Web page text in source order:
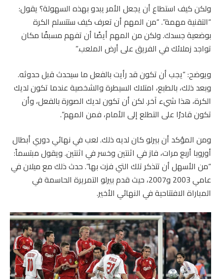
ولكن كيف استطاع أن يجعل الأمر يبدو بهذه السهولة؟ يقول:
“التقنية مهمة”. “من المهم أن تعرف كيف ستتسلم الكرة
بوضعية جسدك. ولكن من المهم أيضًا أن تفهم مسبقًا مكان
تواجد زملائك في الفريق على أرض الملعب.”
ويوضح: “يجب أن تكون قد رأيت بالفعل ما سيحدث قبل حدوثه.
وبعد ذلك، بالطبع، امتلاك السيطرة والشخصية عندما تكون لديك
الكرة، هذا شيء آخر. لكن أن تكون لديك الصورة بالفعل، وأن
تكون قادرًا على التطلع إلى الأمام، فمن المهم”.
ومن المؤكد أن بيرلو كان لديه ذلك. لعب في نهائي دوري أبطال
أوروبا أربع مرات، فاز في اثنتين وخسر في اثنتين. ويقول مبتسماً:
“من الأسهل أن تتذكر تلك التي فزت بها”. حدث ذلك مع ميلان في
عامي 2003 و2007، حيث قدم بيرلو التمريرة الحاسمة في
المباراة الافتتاحية في النهائي الأخير.